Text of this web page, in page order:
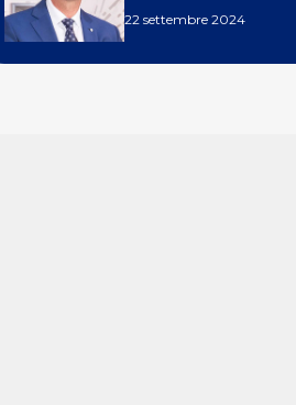
22 settembre 2024